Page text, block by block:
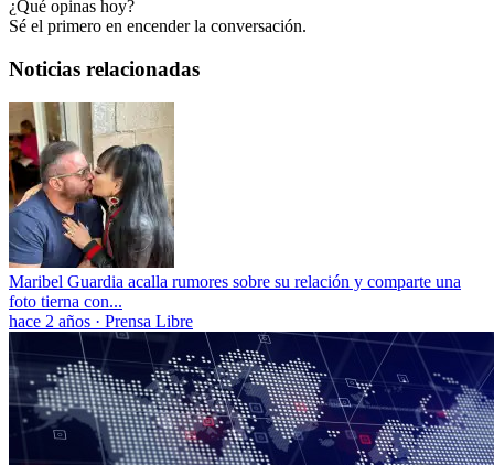
¿Qué opinas hoy?
Sé el primero en encender la conversación.
Noticias relacionadas
Maribel Guardia acalla rumores sobre su relación y comparte una
foto tierna con...
hace 2 años · Prensa Libre